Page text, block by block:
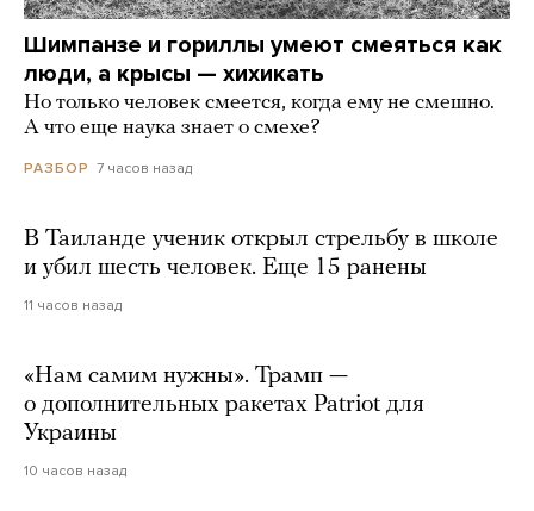
Шимпанзе и гориллы умеют смеяться как
люди, а крысы — хихикать
Но только человек смеется, когда ему не смешно.
А что еще наука знает о смехе?
РАЗБОР 7 часов назад
В Таиланде ученик открыл стрельбу в школе
и убил шесть человек. Еще 15 ранены
11 часов назад
«Нам самим нужны». Трамп —
о дополнительных ракетах Patriot для
Украины
10 часов назад